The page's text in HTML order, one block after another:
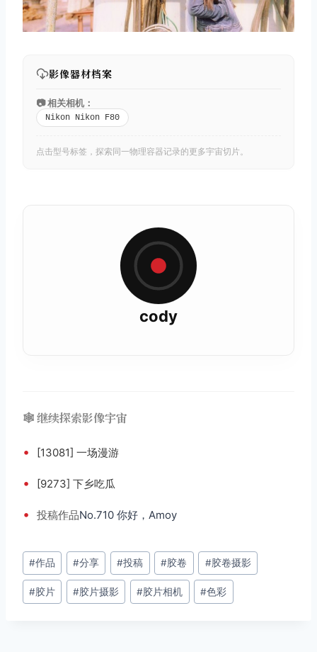
影像器材档案
📷 相关相机：
Nikon Nikon F80
点击型号标签，探索同一物理容器记录的更多宇宙切片。
cody
🕸️ 继续探索影像宇宙
• [13081] 一场漫游
• [9273] 下乡吃瓜
• 投稿作品No.710 你好，Amoy
文
章
标
#作品 #分享 #投稿 #胶卷 #胶卷摄影
#胶片 #胶片摄影 #胶片相机 #色彩